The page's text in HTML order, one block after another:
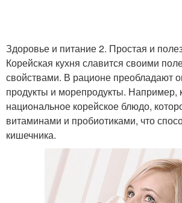
Здоровье и питание 2. Простая и
Корейская кухня славится своими
свойствами. В рационе преобладают
продукты и морепродукты. Например,
национальное корейское блюдо,
витаминами и пробиотиками, что
кишечника.